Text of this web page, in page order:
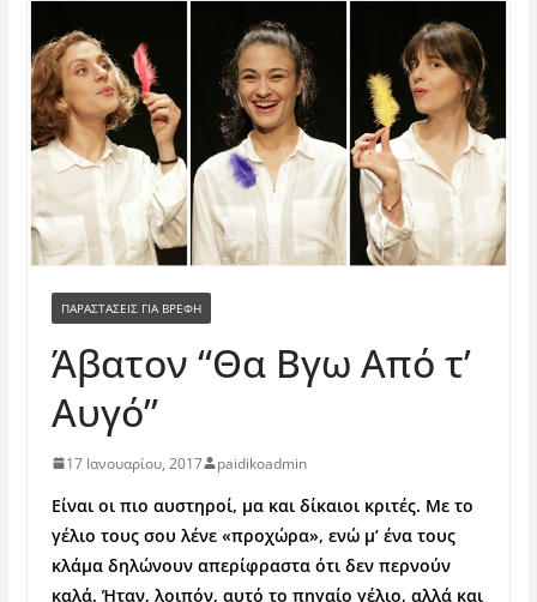
ΠΑΡΑΣΤΆΣΕΙΣ ΓΙΑ ΒΡΈΦΗ
Άβατον “Θα Βγω Από τ’
Αυγό”
17 Ιανουαρίου, 2017 paidikoadmin
Είναι οι πιο αυστηροί, μα και δίκαιοι κριτές. Με το
γέλιο τους σου λένε «προχώρα», ενώ μ’ ένα τους
κλάμα δηλώνουν απερίφραστα ότι δεν περνούν
καλά. Ήταν, λοιπόν, αυτό το πηγαίο γέλιο, αλλά και